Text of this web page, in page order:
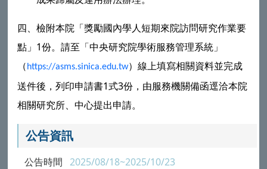
四、檢附本院「獎勵國內學人短期來院訪問研究作業要
點」1份。請至「中央研究院學術服務管理系統」
（ https://asms.sinica.edu.tw）線上填寫相關資料並完成
送件後，列印申請書1式3份，由服務機關備函逕洽本院
相關研究所、中心提出申請。
公告資訊
公告時間 2025/08/18~2025/10/23